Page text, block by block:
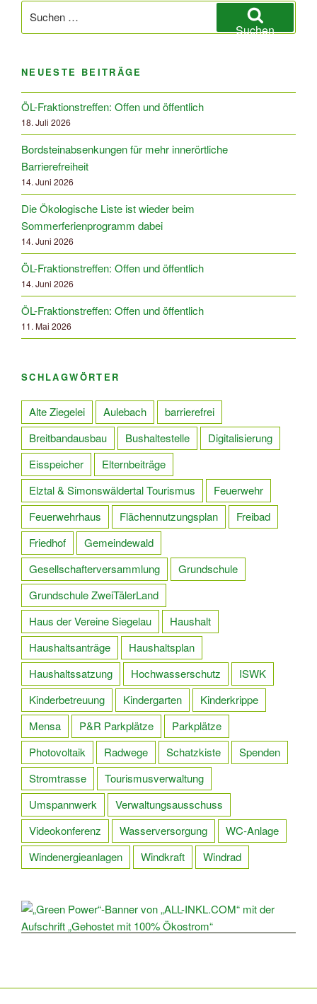
nach:
Suchen
NEUESTE BEITRÄGE
ÖL-Fraktionstreffen: Offen und öffentlich
18. Juli 2026
Bordsteinabsenkungen für mehr innerörtliche
Barrierefreiheit
14. Juni 2026
Die Ökologische Liste ist wieder beim
Sommerferienprogramm dabei
14. Juni 2026
ÖL-Fraktionstreffen: Offen und öffentlich
14. Juni 2026
ÖL-Fraktionstreffen: Offen und öffentlich
11. Mai 2026
SCHLAGWÖRTER
Alte Ziegelei Aulebach
barrierefrei
Breitbandausbau
Bushaltestelle
Digitalisierung
Eisspeicher
Elternbeiträge
Elztal & Simonswäldertal Tourismus
Feuerwehr
Feuerwehrhaus
Flächennutzungsplan
Freibad
Friedhof
Gemeindewald
Gesellschafterversammlung
Grundschule
Grundschule ZweiTälerLand
Haus der Vereine Siegelau
Haushalt
Haushaltsanträge
Haushaltsplan
Haushaltssatzung
Hochwasserschutz
ISWK
Kinderbetreuung
Kindergarten
Kinderkrippe
Mensa
P&R Parkplätze
Parkplätze
Photovoltaik
Radwege Schatzkiste
Spenden
Stromtrasse
Tourismusverwaltung
Umspannwerk
Verwaltungsausschuss
Videokonferenz
Wasserversorgung
WC-Anlage
Windenergieanlagen
Windkraft Windrad